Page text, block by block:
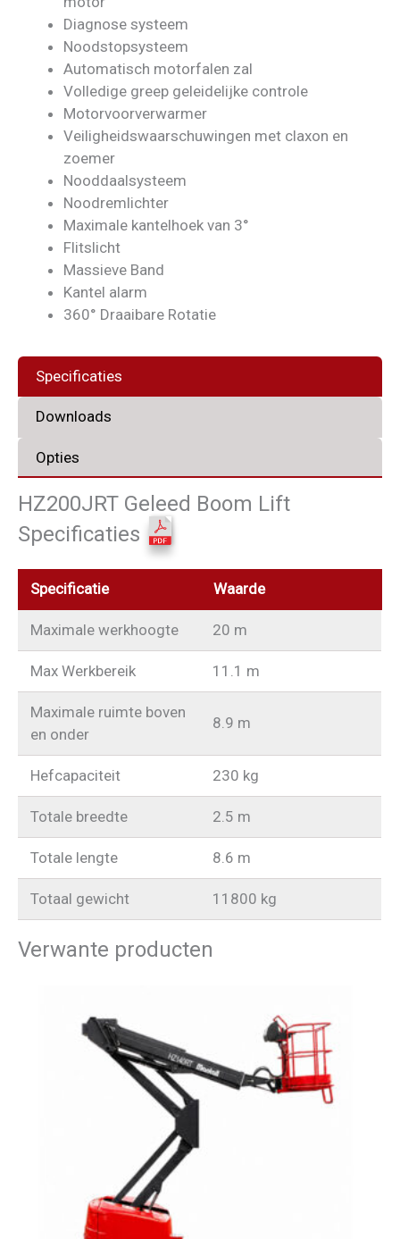
Diagnose systeem
Noodstopsysteem
Automatisch motorfalen zal
Volledige greep geleidelijke controle
Motorvoorverwarmer
Veiligheidswaarschuwingen met claxon en
zoemer
Nooddaalsysteem
Noodremlichter
Maximale kantelhoek van 3°
Flitslicht
Massieve Band
Kantel alarm
360° Draaibare Rotatie
Specificaties
Downloads
Opties
HZ200JRT Geleed Boom Lift
Specificaties
Specificatie Waarde
Maximale werkhoogte 20 m
Max Werkbereik 11.1 m
Maximale ruimte boven
en onder
8.9 m
Hefcapaciteit 230 kg
Totale breedte 2.5 m
Totale lengte 8.6 m
Totaal gewicht 11800 kg
Verwante producten